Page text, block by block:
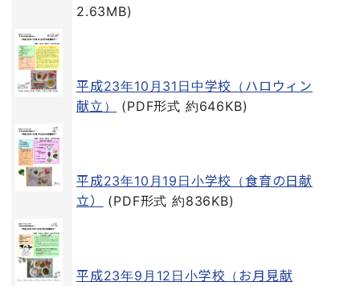
2.63MB)
平成23年10月31日中学校（ハロウィン
献立）
(PDF形式 約646KB)
平成23年10月19日小学校（食育の日献
立）
(PDF形式 約836KB)
平成23年9月12日小学校（お月見献